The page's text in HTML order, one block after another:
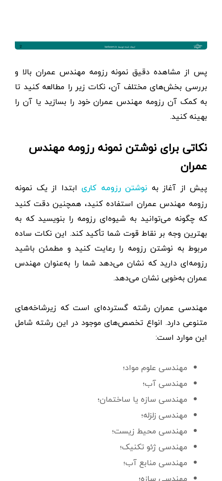
پس از مشاهده دقیق نمونه رزومه مهندس عمران بالا و
بررسی بخش‌های مختلف آن، نکات زیر را مطالعه کنید تا
به کمک آن رزومه مهندس عمران خود را بسازید یا آن را
بهینه کنید.
نکاتی برای نوشتن نمونه رزومه مهندس
عمران
پیش از آغاز به نوشتن رزومه کاری ابتدا از یک نمونه
رزومه مهندس عمران استفاده کنید، همچنین دقت کنید
که چگونه می‌توانید به شیوه‌ای رزومه را بنویسید که به
بهترین وجه بر نقاط قوت شما تأکید کند. این نکات ساده
مربوط به نوشتن رزومه را رعایت کنید و مطمئن باشید
رزومه‌ای دارید که نشان می‌دهد شما را به‌عنوان مهندس
عمران به‌خوبی نشان می‌دهد.
مهندسی عمران رشته گسترده‌ای است که زیرشاخه‌های
متنوعی دارد. انواع تخصص‌های موجود در این رشته شامل
این موارد است:
مهندسی علوم مواد؛
مهندسی آب؛
مهندسی سازه یا ساختمان؛
مهندسی زلزله؛
مهندسی محیط زیست؛
مهندسی ژئو تکنیک؛
مهندسی منابع آب؛